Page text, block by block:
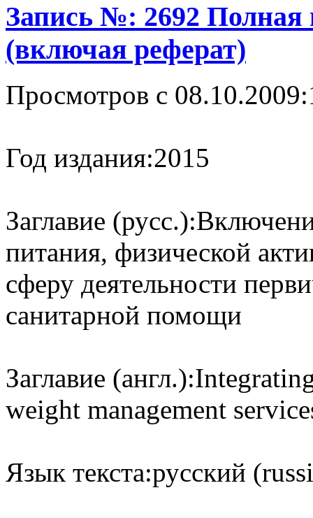
Запись №: 2692 Полная
(включая реферат)
Просмотров с 08.10.2009:
Год издания:2015
Заглавие (русс.):
питания, физической
сферу деятельности
санитарной помощи
Заглавие (англ.):
weight management
Язык текста:русский